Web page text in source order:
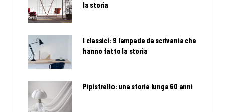
la storia
I classici: 9 lampade da scrivania che
hanno fatto la storia
Pipistrello: una storia lunga 60 anni